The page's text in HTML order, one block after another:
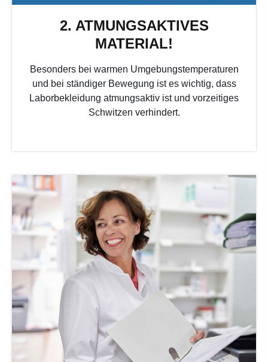
2. ATMUNGSAKTIVES
MATERIAL!
Besonders bei warmen Umgebungstemperaturen
und bei ständiger Bewegung ist es wichtig, dass
Laborbekleidung atmungsaktiv ist und vorzeitiges
Schwitzen verhindert.